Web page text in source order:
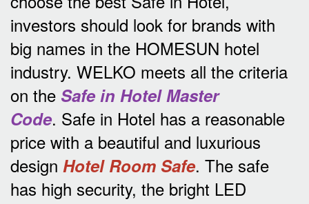
investors should look for brands with
big names in the HOMESUN hotel
industry. WELKO meets all the criteria
on the Safe in Hotel Master
Code. Safe in Hotel has a reasonable
price with a beautiful and luxurious
design Hotel Room Safe. The safe
has high security, the bright LED